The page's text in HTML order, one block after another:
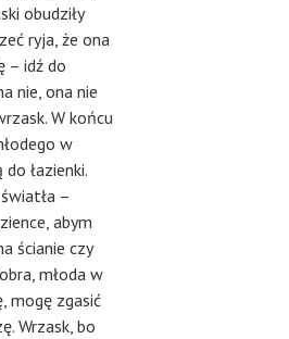
obudziły
ryja, że ona
– idź do
nie, ona nie
W końcu
w
łazienki.
–
abym
ścianie czy
młoda w
mogę zgasić
Wrzask, bo